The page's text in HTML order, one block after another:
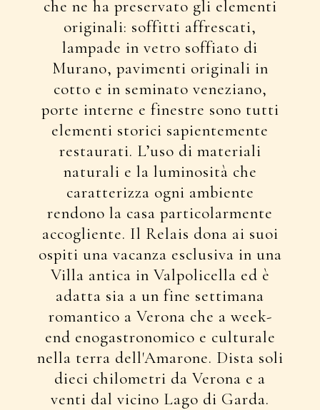
che ne ha preservato gli elementi
originali: soffitti affrescati,
lampade in vetro soffiato di
Murano, pavimenti originali in
cotto e in seminato veneziano,
porte interne e finestre sono tutti
elementi storici sapientemente
restaurati. L’uso di materiali
naturali e la luminosità che
caratterizza ogni ambiente
rendono la casa particolarmente
accogliente. Il Relais dona ai suoi
ospiti una vacanza esclusiva in una
Villa antica in Valpolicella ed è
adatta sia a un fine settimana
romantico a Verona che a week-
end enogastronomico e culturale
nella terra dell'Amarone. Dista soli
dieci chilometri da Verona e a
venti dal vicino Lago di Garda.